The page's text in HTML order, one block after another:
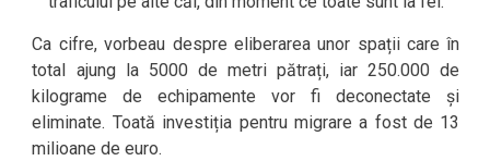
Ca cifre, vorbeau despre eliberarea unor spații care în
total ajung la 5000 de metri pătrați, iar 250.000 de
kilograme de echipamente vor fi deconectate și
eliminate. Toată investiția pentru migrare a fost de 13
milioane de euro.